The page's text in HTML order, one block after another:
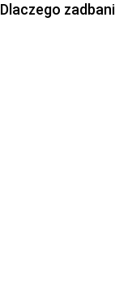
Dlaczego